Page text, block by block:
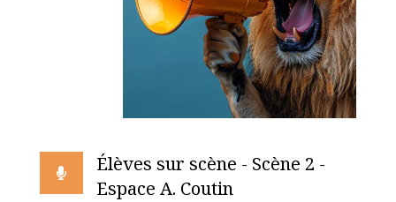

Élèves sur scène - Scène 2 -
Espace A. Coutin